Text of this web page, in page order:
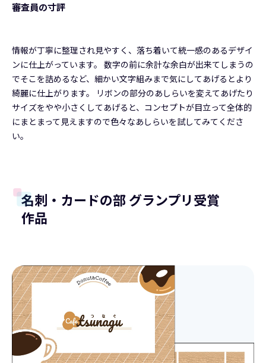
審査員の寸評
情報が丁寧に整理され見やすく、落ち着いて統一感のあるデザイ
ンに仕上がっています。 数字の前に余計な余白が出来てしまうの
でそこを詰めるなど、細かい文字組みまで気にしてあげるとより
綺麗に仕上がります。 リボンの部分のあしらいを変えてあげたり
サイズをやや小さくしてあげると、コンセプトが目立って全体的
にまとまって見えますので色々なあしらいを試してみてくださ
い。
名刺・カードの部 グランプリ受賞
作品